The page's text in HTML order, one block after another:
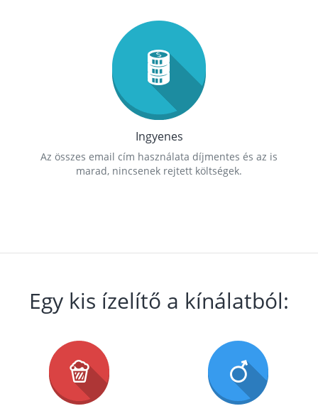
Ingyenes
Az összes email cím használata díjmentes és az is
marad, nincsenek rejtett költségek.
Egy kis ízelítő a kínálatból: